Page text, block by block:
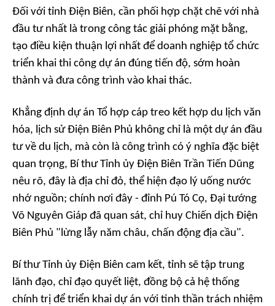
Đối với tỉnh Điện Biên, cần phối hợp chặt chẽ với nhà
đầu tư nhất là trong công tác giải phóng mặt bằng,
tạo điều kiện thuận lợi nhất để doanh nghiệp tổ chức
triển khai thi công dự án đúng tiến độ, sớm hoàn
thành và đưa công trình vào khai thác.
Khẳng định dự án Tổ hợp cáp treo kết hợp du lịch văn
hóa, lịch sử Điện Biên Phủ không chỉ là một dự án đầu
tư về du lịch, mà còn là công trình có ý nghĩa đặc biệt
quan trọng, Bí thư Tỉnh ủy Điện Biên Trần Tiến Dũng
nêu rõ, đây là địa chỉ đỏ, thể hiện đạo lý uống nước
nhớ nguồn; chính nơi đây - đỉnh Pú Tó Cọ, Đại tướng
Võ Nguyên Giáp đã quan sát, chỉ huy Chiến dịch Điện
Biên Phủ "lừng lẫy năm châu, chấn động địa cầu".
Bí thư Tỉnh ủy Điện Biên cam kết, tỉnh sẽ tập trung
lãnh đạo, chỉ đạo quyết liệt, đồng bộ cả hệ thống
chính trị để triển khai dự án với tinh thần trách nhiệm